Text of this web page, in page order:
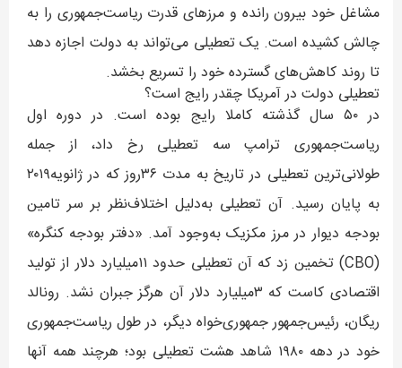
مشاغل خود بیرون رانده و مرزهای قدرت ریاست‌جمهوری را به
چالش کشیده است. یک تعطیلی می‌تواند به دولت اجازه دهد
تا روند کاهش‌های گسترده خود را تسریع بخشد.
تعطیلی دولت در آمریکا چقدر رایج است؟
در ۵۰ سال گذشته کاملا رایج بوده است. در دوره اول
ریاست‌جمهوری ترامپ سه تعطیلی رخ داد، از جمله
طولانی‌ترین تعطیلی در تاریخ به مدت ۳۶روز که در ژانویه۲۰۱۹
به پایان رسید. آن تعطیلی به‌دلیل اختلاف‌نظر بر سر تامین
بودجه دیوار در مرز مکزیک به‌وجود آمد. «دفتر بودجه کنگره»
(CBO) تخمین زد که آن تعطیلی حدود ۱۱‌میلیارد دلار از تولید
اقتصادی کاست که ۳‌میلیارد دلار آن هرگز جبران نشد. رونالد
ریگان، رئیس‌جمهور جمهوری‌خواه دیگر، در طول ریاست‌جمهوری
خود در دهه ۱۹۸۰ شاهد هشت تعطیلی بود؛ هرچند همه آنها